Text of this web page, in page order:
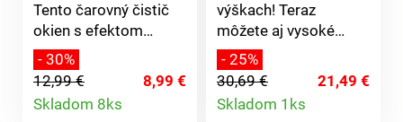
Tento čarovný čistič
okien s efektom
lotosového kvetu čistí
a pečatí povrchy
mikroskopicky
jemným ochranným
- 30%
12,99 €
8,99 €
Skladom 8ks
Detail
výškach! Teraz
môžete aj vysoké
okná čistiť z oboch
strán zo zeme. Náš
pomocník s mopom z
mikrovlákna, so
- 25%
30,69 €
21,49 €
Skladom 1ks
Detail